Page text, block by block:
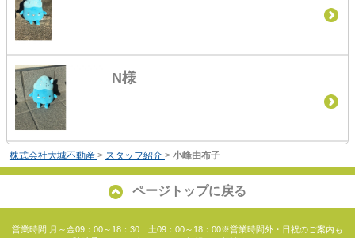
N様
株式会社大城不動産 > スタッフ紹介 > 小峰由布子
ページトップに戻る
営業時間:月～金09：00～18：30 土09：00～18：00※営業時間外・日祝のご案内も